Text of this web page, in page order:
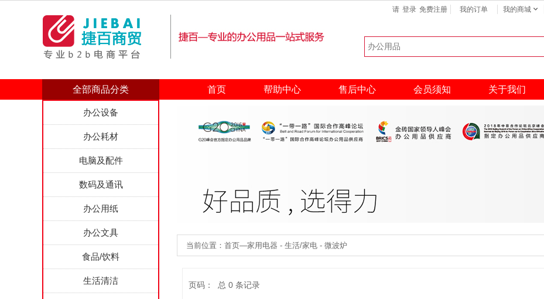
请 登录 免费注册 我的订单 我的商城
全部商品分类 首页 帮助中心 售后中心 会员须知 关于我们
办公设备
办公耗材
电脑及配件
数码及通讯
办公用纸
办公文具
食品/饮料
生活清洁
当前位置：首页—家用电器 - 生活/家电 - 微波炉
页码： 总 0 条记录